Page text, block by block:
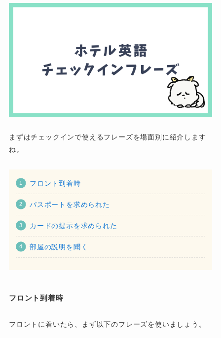
まずはチェックインで使えるフレーズを場面別に紹介します
ね。
フロント到着時
パスポートを求められた
カードの提示を求められた
部屋の説明を聞く
フロント到着時
フロントに着いたら、まず以下のフレーズを使いましょう。